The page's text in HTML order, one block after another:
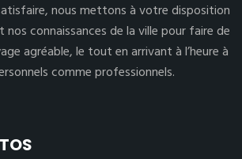
nous mettons à votre disposition
connaissances de la ville pour faire de
agréable, le tout en arrivant à l’heure à
comme professionnels.